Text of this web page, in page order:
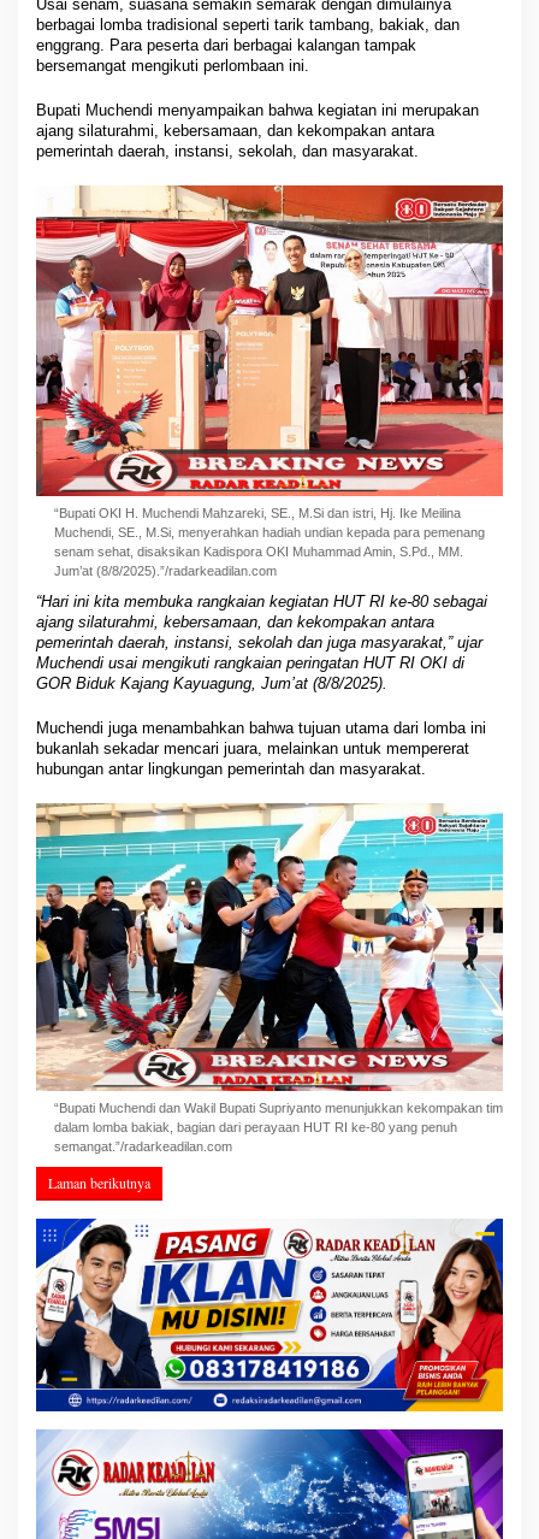
Usai senam, suasana semakin semarak dengan dimulainya
berbagai lomba tradisional seperti tarik tambang, bakiak, dan
enggrang. Para peserta dari berbagai kalangan tampak
bersemangat mengikuti perlombaan ini.
Bupati Muchendi menyampaikan bahwa kegiatan ini merupakan
ajang silaturahmi, kebersamaan, dan kekompakan antara
pemerintah daerah, instansi, sekolah, dan masyarakat.
“Bupati OKI H. Muchendi Mahzareki, SE., M.Si dan istri, Hj. Ike Meilina
Muchendi, SE., M.Si, menyerahkan hadiah undian kepada para pemenang
senam sehat, disaksikan Kadispora OKI Muhammad Amin, S.Pd., MM.
Jum’at (8/8/2025).”/radarkeadilan.com
“Hari ini kita membuka rangkaian kegiatan HUT RI ke-80 sebagai
ajang silaturahmi, kebersamaan, dan kekompakan antara
pemerintah daerah, instansi, sekolah dan juga masyarakat,” ujar
Muchendi usai mengikuti rangkaian peringatan HUT RI OKI di
GOR Biduk Kajang Kayuagung, Jum’at (8/8/2025).
Muchendi juga menambahkan bahwa tujuan utama dari lomba ini
bukanlah sekadar mencari juara, melainkan untuk mempererat
hubungan antar lingkungan pemerintah dan masyarakat.
“Bupati Muchendi dan Wakil Bupati Supriyanto menunjukkan kekompakan tim
dalam lomba bakiak, bagian dari perayaan HUT RI ke-80 yang penuh
semangat.”/radarkeadilan.com
Laman berikutnya